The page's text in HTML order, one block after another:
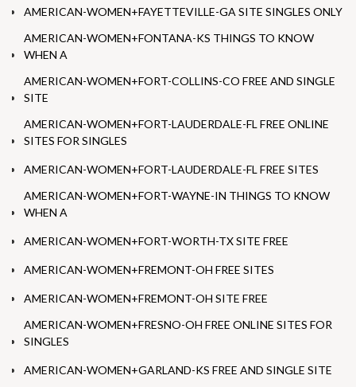
AMERICAN-WOMEN+FAYETTEVILLE-GA SITE SINGLES ONLY
AMERICAN-WOMEN+FONTANA-KS THINGS TO KNOW
WHEN A
AMERICAN-WOMEN+FORT-COLLINS-CO FREE AND SINGLE
SITE
AMERICAN-WOMEN+FORT-LAUDERDALE-FL FREE ONLINE
SITES FOR SINGLES
AMERICAN-WOMEN+FORT-LAUDERDALE-FL FREE SITES
AMERICAN-WOMEN+FORT-WAYNE-IN THINGS TO KNOW
WHEN A
AMERICAN-WOMEN+FORT-WORTH-TX SITE FREE
AMERICAN-WOMEN+FREMONT-OH FREE SITES
AMERICAN-WOMEN+FREMONT-OH SITE FREE
AMERICAN-WOMEN+FRESNO-OH FREE ONLINE SITES FOR
SINGLES
AMERICAN-WOMEN+GARLAND-KS FREE AND SINGLE SITE